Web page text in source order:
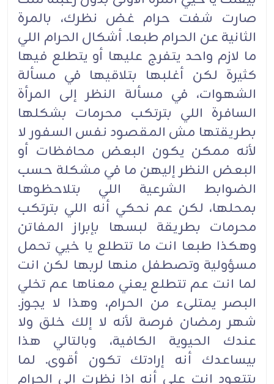
صارت شفت حرام غض نظرك، بالمرة
الثانية عن الحرام طبعا. أشكال الحرام اللي
ما لازم واحد يتفرج عليها أو يتطلع فيها
كثيرة لكن أغلبها بتلاقيها في مسألة
الشهوات، في مسألة النظر إلى المرأة
السافرة اللي بترتكب محرمات بشكلها
بطريقتها مش المقصود نفس السفور لا
لأنه ممكن يكون البعض محافظات أو
البعض النظر إليهن ما في مشكلة حسب
الضوابط الشرعية اللي بتلاحظوها
بمحلها، لكن عم نحكي أنه اللي بترتكب
محرمات بطريقة لبسها بإبراز المفاتن
وهكذا طبعا انت ما تتطلع يا خيي تحمل
مسؤولية وتصطفل منها لربها لكن انت
لما انت عم تتطلع يعني معناها عم تخلي
البصر يمتلىء من الحرام، وهذا لا يجوز.
شهر رمضان فرصة لأنه لا إلك خلق ولا
عندك الحيوية الكافية، وبالتالي هذا
بيساعدك أنه إرادتك تكون أقوى. لما
بتتعود انت على أنه إذا نظرت إلى الحرام